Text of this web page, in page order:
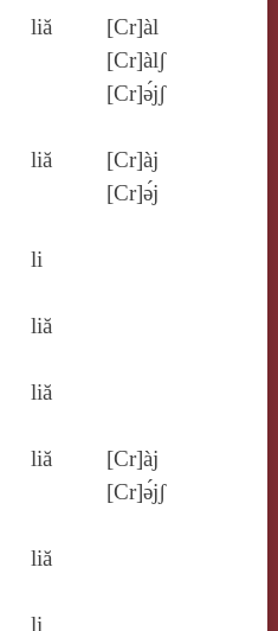
liă
[Cr]àl
[Cr]àlʃ
[Cr]ə́jʃ
liă
[Cr]àj
[Cr]ə́j
li
liă
liă
liă
[Cr]àj
[Cr]ə́jʃ
liă
li